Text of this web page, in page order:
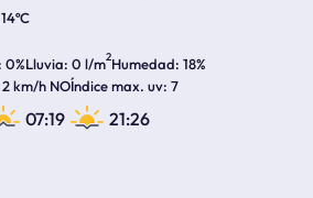
14ºC
0%Lluvia 0 l/m2Humedad 18%
2 km/h NOÍndice max. uv 7
07:19 21:26